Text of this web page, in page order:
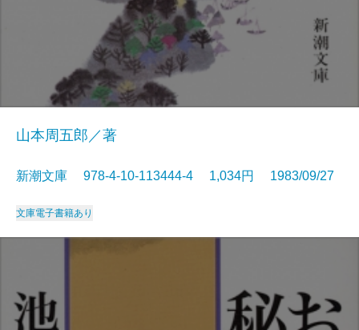
山本周五郎／著
新潮文庫 978-4-10-113444-4 1,034円 1983/09/27
文庫電子書籍あり